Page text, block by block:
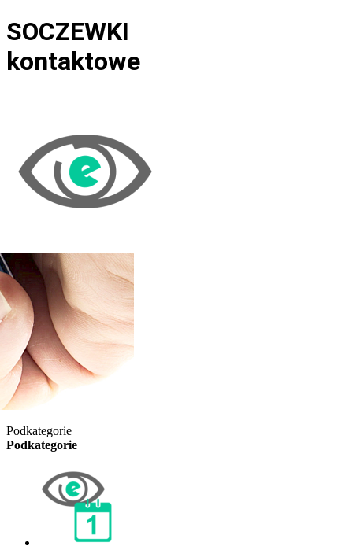
SOCZEWKI
kontaktowe
Podkategorie
Podkategorie